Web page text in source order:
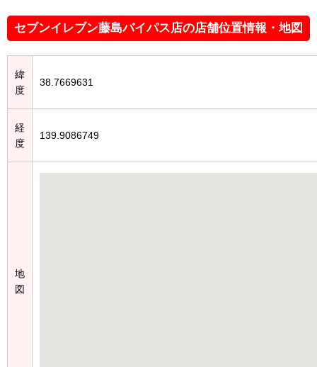
セブンイレブン藤島バイパス店の店舗位置情報・地図
緯
度
38.7669631
経
度
139.9086749
地
図